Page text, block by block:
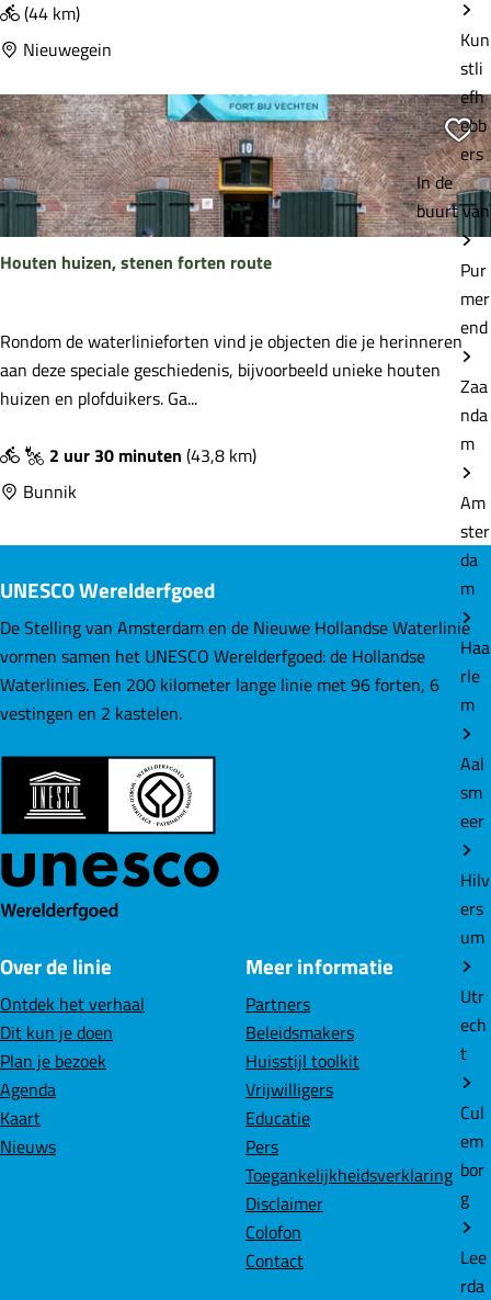
Kun
stli
efh
ebb
ers
In de
buurt van
Pur
mer
end
Zaa
nda
m
Am
ster
da
m
Haa
rle
m
Aal
sm
eer
Hilv
ers
um
Utr
ech
t
Cul
em
bor
g
Lee
rda
e
c
t
W
a
t
e
r
l
i
e
Z
i
d
(44 km)
Nieuwegein
Houten huizen, stenen forten route
H
o
u
e
n
u
z
e
n
,
s
n
f
o
t
e
n
r
o
u
t
Rondom de waterlinieforten vind je objecten die je herinneren
aan deze speciale geschiedenis, bijvoorbeeld unieke houten
huizen en plofduikers. Ga...
2 uur 30 minuten (43,8 km)
Bunnik
UNESCO Werelderfgoed
De Stelling van Amsterdam en de Nieuwe Hollandse Waterlinie
vormen samen het UNESCO Werelderfgoed: de Hollandse
Waterlinies. Een 200 kilometer lange linie met 96 forten, 6
vestingen en 2 kastelen.
Over de linie
Ontdek het verhaal
Dit kun je doen
Plan je bezoek
Agenda
Kaart
Nieuws
Meer informatie
Partners
Beleidsmakers
Huisstijl toolkit
Vrijwilligers
Educatie
Pers
Toegankelijkheidsverklaring
Disclaimer
Colofon
Contact